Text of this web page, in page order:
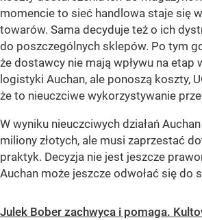
momencie to sieć handlowa staje się
towarów. Sama decyduje też o ich
do poszczególnych sklepów. Po tym
że dostawcy nie mają wpływu na etap
logistyki Auchan, ale ponoszą koszty,
że to nieuczciwe wykorzystywanie
W wyniku nieuczciwych działań
miliony złotych, ale musi zaprzestać
praktyk. Decyzja nie jest jeszcze
Auchan może jeszcze odwołać się do
Julek Bober zachwyca i pomaga.